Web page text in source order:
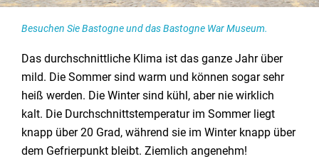
Besuchen Sie Bastogne und das Bastogne War Museum.
Das durchschnittliche Klima ist das ganze Jahr über
mild. Die Sommer sind warm und können sogar sehr
heiß werden. Die Winter sind kühl, aber nie wirklich
kalt. Die Durchschnittstemperatur im Sommer liegt
knapp über 20 Grad, während sie im Winter knapp über
dem Gefrierpunkt bleibt. Ziemlich angenehm!